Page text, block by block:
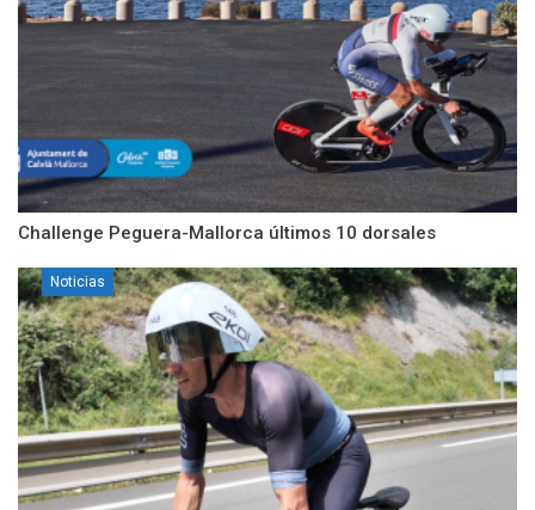
Challenge Peguera-Mallorca últimos 10 dorsales
Noticias